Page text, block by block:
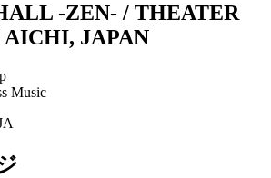
-ZEN- / THEATER
AICHI, JAPAN
Music